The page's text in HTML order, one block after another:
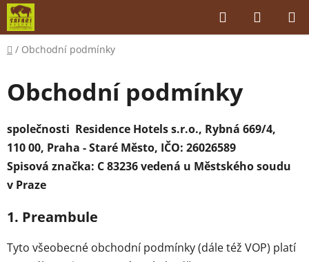
Přejít
na
obsah
Hledat
KOŠÍK
Domů
/ Obchodní podmínky
Obchodní podmínky
společnosti Residence Hotels s.r.o., Rybná 669/4,
110 00, Praha - Staré Město, IČO: 26026589
Spisová značka: C 83236 vedená u Městského soudu
v Praze
1. Preambule
Tyto všeobecné obchodní podmínky (dále též VOP) platí